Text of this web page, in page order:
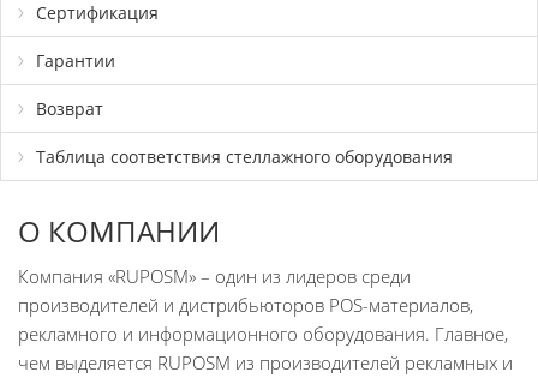
Сертификация
Гарантии
Возврат
Таблица соответствия стеллажного оборудования
О КОМПАНИИ
Компания «RUPOSM» – один из лидеров среди
производителей и дистрибьюторов POS-материалов,
рекламного и информационного оборудования. Главное,
чем выделяется RUPOSM из производителей рекламных и